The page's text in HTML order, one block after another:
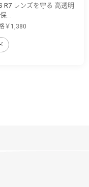
R7 レンズを守る 高透明
...
￥1,380